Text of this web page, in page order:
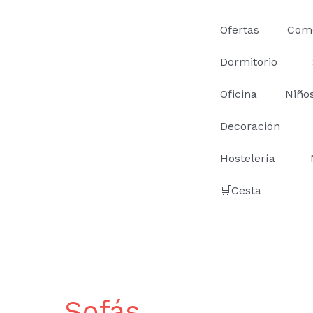
Ofertas
Dormitorio
Oficina
Decoración
Hostelería
🛒Cesta